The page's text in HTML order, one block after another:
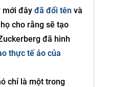
mới đây đã đổi tên và
cho rằng sẽ tạo
đã hình
thực tế ảo của
chỉ là một trong